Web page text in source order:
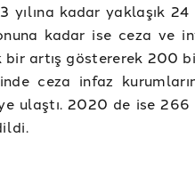
yılına kadar yaklaşık 24
kadar ise ceza ve
bir artış göstererek 200
ceza infaz
ulaştı. 2020 de ise 266